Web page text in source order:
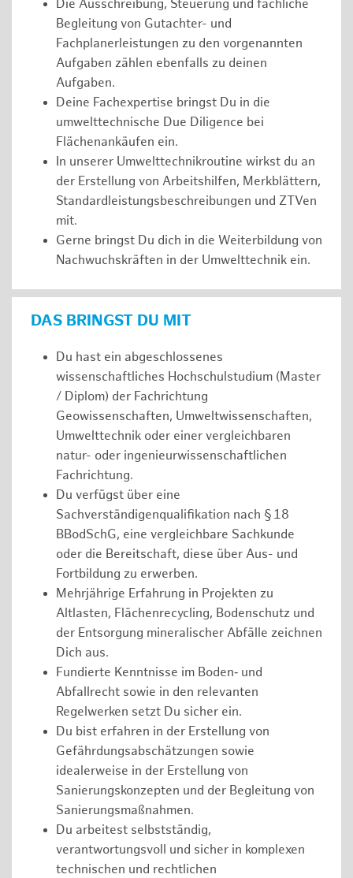
Die Ausschreibung, Steuerung und fachliche
Begleitung von Gutachter- und
Fachplanerleistungen zu den vorgenannten
Aufgaben zählen ebenfalls zu deinen
Aufgaben.
Deine Fachexpertise bringst Du in die
umwelttechnische Due Diligence bei
Flächenankäufen ein.
In unserer Umwelttechnikroutine wirkst du an
der Erstellung von Arbeitshilfen, Merkblättern,
Standardleistungsbeschreibungen und ZTVen
mit.
Gerne bringst Du dich in die Weiterbildung von
Nachwuchskräften in der Umwelttechnik ein.
DAS BRINGST DU MIT
Du hast ein abgeschlossenes
wissenschaftliches Hochschulstudium (Master
/ Diplom) der Fachrichtung
Geowissenschaften, Umweltwissenschaften,
Umwelttechnik oder einer vergleichbaren
natur- oder ingenieurwissenschaftlichen
Fachrichtung.
Du verfügst über eine
Sachverständigenqualifikation nach § 18
BBodSchG, eine vergleichbare Sachkunde
oder die Bereitschaft, diese über Aus- und
Fortbildung zu erwerben.
Mehrjährige Erfahrung in Projekten zu
Altlasten, Flächenrecycling, Bodenschutz und
der Entsorgung mineralischer Abfälle zeichnen
Dich aus.
Fundierte Kenntnisse im Boden‑ und
Abfallrecht sowie in den relevanten
Regelwerken setzt Du sicher ein.
Du bist erfahren in der Erstellung von
Gefährdungsabschätzungen sowie
idealerweise in der Erstellung von
Sanierungskonzepten und der Begleitung von
Sanierungsmaßnahmen.
Du arbeitest selbstständig,
verantwortungsvoll und sicher in komplexen
technischen und rechtlichen